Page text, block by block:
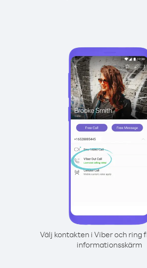
Välj kontakten i Viber och ring
informationsskärm